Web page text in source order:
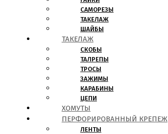
САМОРЕЗЫ
ТАКЕЛАЖ
ШАЙБЫ
ТАКЕЛАЖ
СКОБЫ
ТАЛРЕПЫ
ТРОСЫ
ЗАЖИМЫ
КАРАБИНЫ
ЦЕПИ
ХОМУТЫ
ПЕРФОРИРОВАННЫЙ КРЕПЕЖ
ЛЕНТЫ